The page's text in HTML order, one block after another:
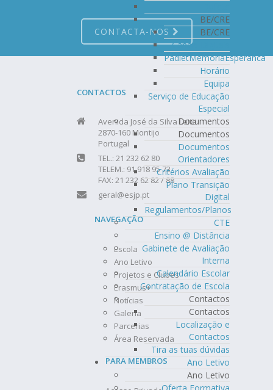
BE/CRE
BE/CRE
Canais Digitais
PadletMemoriaEsperanca
Horário
Equipa
Serviço de Educação
Especial
Documentos
Documentos
Documentos
Orientadores
Critérios Avaliação
Plano Transição
Digital
Regulamentos/Planos
CTE
Ensino @ Distância
Gabinete de Avaliação
Interna
Calendário Escolar
Contratação de Escola
Contactos
Contactos
Localização e
Contactos
Tira as tuas dúvidas
Ano Letivo
Ano Letivo
CONTACTA-NOS
CONTACTOS
Avenida José da Silva Leite
2870-160 Montijo
Portugal
TEL.: 21 232 62 80
TELEM.: 91 918 95 73
FAX: 21 232 62 82 / 88
geral@esjp.pt
NAVEGAÇÃO
Escola
Ano Letivo
Projetos e Clubes
Erasmus+
Notícias
Galeria
Parcerias
Área Reservada
PARA MEMBROS